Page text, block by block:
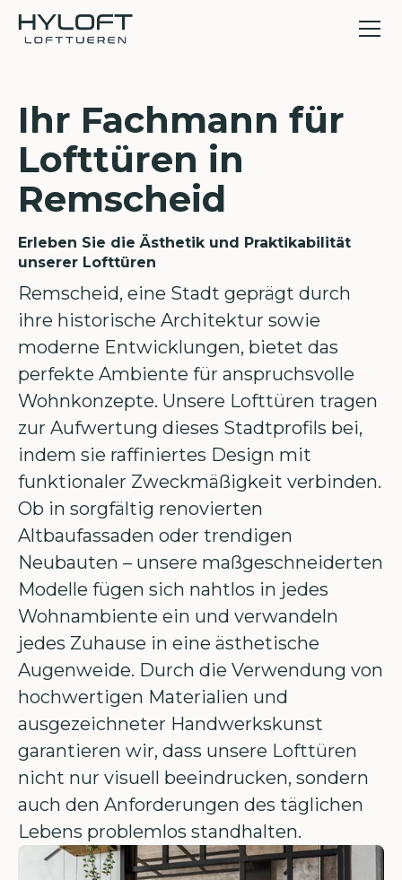
Ihr Fachmann für
Lofttüren in
Remscheid
Erleben Sie die Ästhetik und Praktikabilität
unserer Lofttüren
Remscheid, eine Stadt geprägt durch
ihre historische Architektur sowie
moderne Entwicklungen, bietet das
perfekte Ambiente für anspruchsvolle
Wohnkonzepte. Unsere Lofttüren tragen
zur Aufwertung dieses Stadtprofils bei,
indem sie raffiniertes Design mit
funktionaler Zweckmäßigkeit verbinden.
Ob in sorgfältig renovierten
Altbaufassaden oder trendigen
Neubauten – unsere maßgeschneiderten
Modelle fügen sich nahtlos in jedes
Wohnambiente ein und verwandeln
jedes Zuhause in eine ästhetische
Augenweide. Durch die Verwendung von
hochwertigen Materialien und
ausgezeichneter Handwerkskunst
garantieren wir, dass unsere Lofttüren
nicht nur visuell beeindrucken, sondern
auch den Anforderungen des täglichen
Lebens problemlos standhalten.